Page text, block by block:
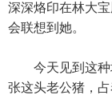
深深烙印在林大
会联想到她。
今天见到这种
张这头老公猪，